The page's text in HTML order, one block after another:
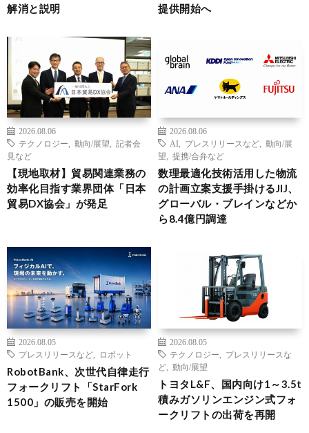
解消と説明
提供開始へ
2026.08.06
テクノロジー
動向/展望
記者会
見など
【現地取材】貿易関連業務の
効率化目指す業界団体「日本
貿易DX協会」が発足
2026.08.06
AI
プレスリリースなど
動向/展
望
提携/合弁など
数理最適化技術活用した物流
の計画立案支援手掛けるJIJ、
グローバル・ブレインなどか
ら8.4億円調達
2026.08.05
プレスリリースなど
ロボット
RobotBank、次世代自律走行
フォークリフト「StarFork
1500」の販売を開始
2026.08.05
テクノロジー
プレスリリースな
ど
動向/展望
トヨタL&F、国内向け1～3.5t
積みガソリンエンジン式フォ
ークリフトの出荷を再開